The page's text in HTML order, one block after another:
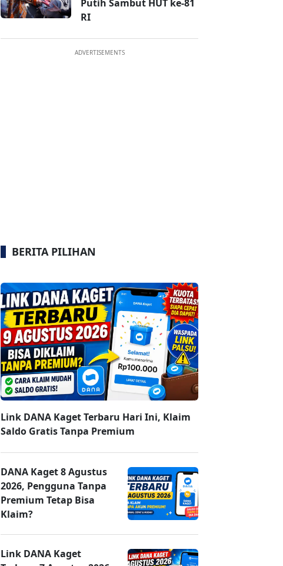
Putih Sambut HUT ke-81
RI
ADVERTISEMENTS
BERITA PILIHAN
Link DANA Kaget Terbaru Hari Ini, Klaim
Saldo Gratis Tanpa Premium
DANA Kaget 8 Agustus
2026, Pengguna Tanpa
Premium Tetap Bisa
Klaim?
Link DANA Kaget